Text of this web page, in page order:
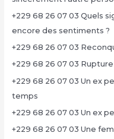
+229 68 26 07 03 Quels
encore des sentiments ?
+229 68 26 07 03
+229 68 26 07 03
+229 68 26 07 03 Un ex
temps
+229 68 26 07 03 Un ex
+229 68 26 07 03 Une